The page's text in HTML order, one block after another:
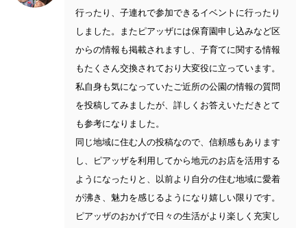
行ったり、子連れで参加できるイベントに行ったり
しました。またピアッザには保育園申し込みなど区
からの情報も掲載されますし、子育てに関する情報
もたくさん交換されており大変役に立っています。
私自身も気になっていたご近所の公園の情報の質問
を投稿してみましたが、詳しくお答えいただきとて
も参考になりました。
同じ地域に住む人の投稿なので、信頼感もあります
し、ピアッザを利用してから地元のお店を活用する
ようになったりと、以前より自分の住む地域に愛着
が沸き、魅力を感じるようになり嬉しい限りです。
ピアッザのおかげで日々の生活がより楽しく充実し